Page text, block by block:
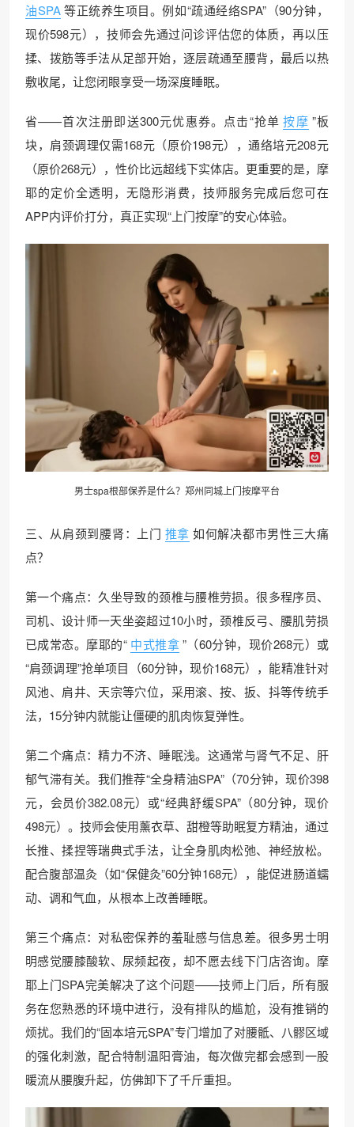
油SPA 等正统养生项目。例如“疏通经络SPA”（90分钟，
现价598元），技师会先通过问诊评估您的体质，再以压
揉、拨筋等手法从足部开始，逐层疏通至腰背，最后以热
敷收尾，让您闭眼享受一场深度睡眠。
省——首次注册即送300元优惠券。点击“抢单 按摩 ”板
块，肩颈调理仅需168元（原价198元），通络培元208元
（原价268元），性价比远超线下实体店。更重要的是，摩
耶的定价全透明，无隐形消费，技师服务完成后您可在
APP内评价打分，真正实现“上门按摩”的安心体验。
男士spa根部保养是什么？郑州同城上门按摩平台
三、从肩颈到腰肾：上门 推拿 如何解决都市男性三大痛
点？
第一个痛点：久坐导致的颈椎与腰椎劳损。很多程序员、
司机、设计师一天坐姿超过10小时，颈椎反弓、腰肌劳损
已成常态。摩耶的“ 中式推拿”（60分钟，现价268元）或
“肩颈调理”抢单项目（60分钟，现价168元），能精准针对
风池、肩井、天宗等穴位，采用滚、按、扳、抖等传统手
法，15分钟内就能让僵硬的肌肉恢复弹性。
第二个痛点：精力不济、睡眠浅。这通常与肾气不足、肝
郁气滞有关。我们推荐“全身精油SPA”（70分钟，现价398
元，会员价382.08元）或“经典舒缓SPA”（80分钟，现价
498元）。技师会使用薰衣草、甜橙等助眠复方精油，通过
长推、揉捏等瑞典式手法，让全身肌肉松弛、神经放松。
配合腹部温灸（如“保健灸”60分钟168元），能促进肠道蠕
动、调和气血，从根本上改善睡眠。
第三个痛点：对私密保养的羞耻感与信息差。很多男士明
明感觉腰膝酸软、尿频起夜，却不愿去线下门店咨询。摩
耶上门SPA完美解决了这个问题——技师上门后，所有服
务在您熟悉的环境中进行，没有排队的尴尬，没有推销的
烦扰。我们的“固本培元SPA”专门增加了对腰骶、八髎区域
的强化刺激，配合特制温阳膏油，每次做完都会感到一股
暖流从腰腹升起，仿佛卸下了千斤重担。